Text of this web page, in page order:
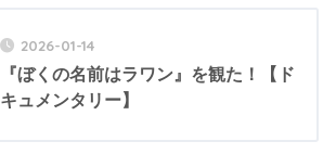
2026-01-14
『ぼくの名前はラワン』を観た！【ド
キュメンタリー】